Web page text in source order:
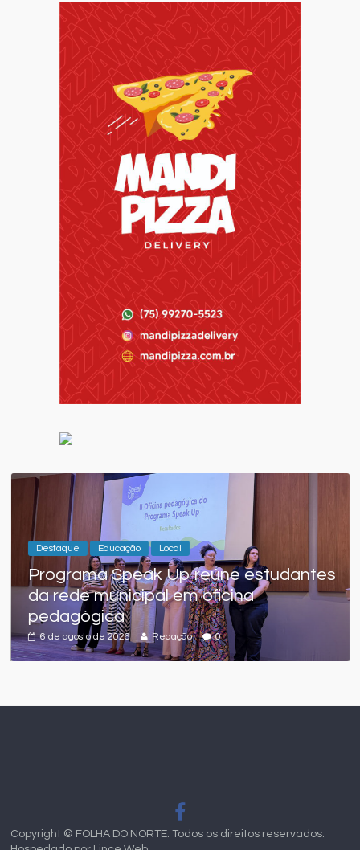
Destaque Educação Local
Programa Speak Up reúne estudantes
da rede municipal em oficina
pedagógica
6 de agosto de 2026 Redação 0
Copyright © FOLHA DO NORTE. Todos os direitos reservados.